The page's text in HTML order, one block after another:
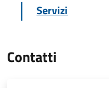
Servizi
Contatti